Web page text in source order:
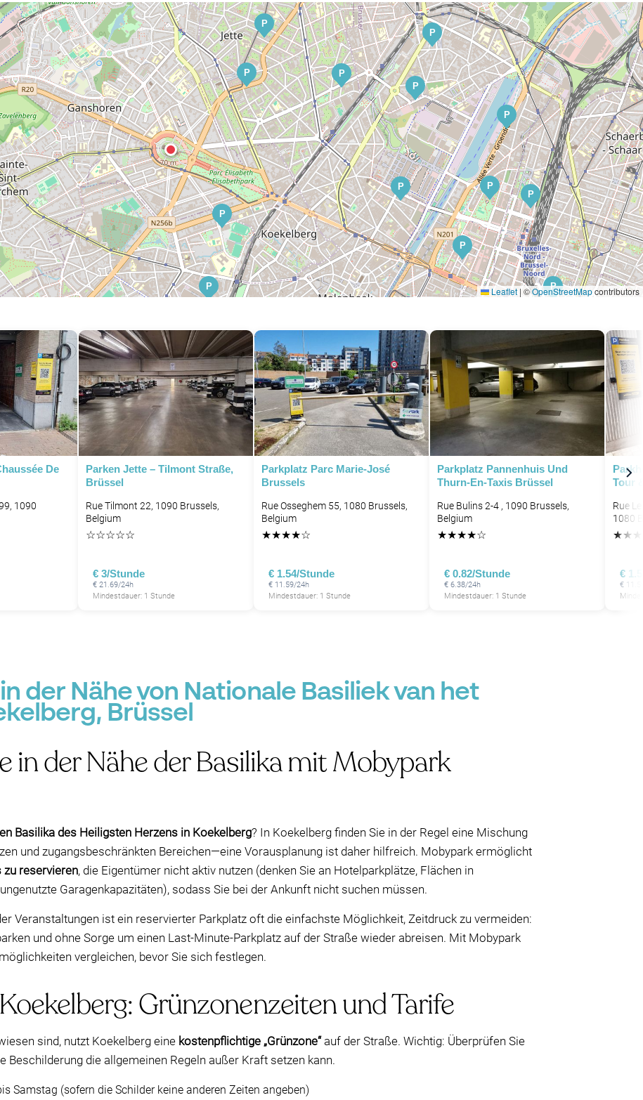
P
P
P
P
P
P
P
P
P
P
P
P
P
P
P
P
P
P
P
P
P
P
P
P P
P
PP
P
P
Leaflet | ©OpenStreetMapcontributors
De
1090
Parken Jette – Tilmont Straße,
Brüssel
Rue Tilmont 22, 1090 Brussels,
Belgium
☆☆☆☆☆
€ 3/Stunde
€ 21.69/24h
Mindestdauer: 1 Stunde
Parkplatz Parc Marie-José
Brussels
Rue Osseghem 55, 1080 Brussels,
Belgium
★★★★☆
€ 1.54/Stunde
€ 11.59/24h
Mindestdauer: 1 Stunde
Parkplatz Pannenhuis Und
Thurn-En-Taxis Brüssel
Rue Bulins 2-4 , 1090 Brussels,
Belgium
★★★★☆
€ 0.82/Stunde
€ 6.38/24h
Mindestdauer: 1 Stunde
Tour
Rue
1080
★★ ★
€
€
der Nähe von Nationale Basiliek van het
Brüssel
in der Nähe der Basilika mit Mobypark
Basilika des Heiligsten Herzens in Koekelberg? In Koekelberg finden Sie in der Regel eine Mischung
und zugangsbeschränkten Bereichen—eine Vorausplanung ist daher hilfreich. Mobypark ermöglicht
zu reservieren, die Eigentümer nicht aktiv nutzen (denken Sie an Hotelparkplätze, Flächen in
Garagenkapazitäten), sodass Sie bei der Ankunft nicht suchen müssen.
Veranstaltungen ist ein reservierter Parkplatz oft die einfachste Möglichkeit, Zeitdruck zu vermeiden:
und ohne Sorge um einen Last-Minute-Parkplatz auf der Straße wieder abreisen. Mit Mobypark
vergleichen, bevor Sie sich festlegen.
Grünzonenzeiten und Tarife
sind, nutzt Koekelberg eine kostenpflichtige „Grünzone“auf der Straße. Wichtig: Überprüfen Sie
Beschilderung die allgemeinen Regeln außer Kraft setzen kann.
Samstag (sofern die Schilder keine anderen Zeiten angeben)